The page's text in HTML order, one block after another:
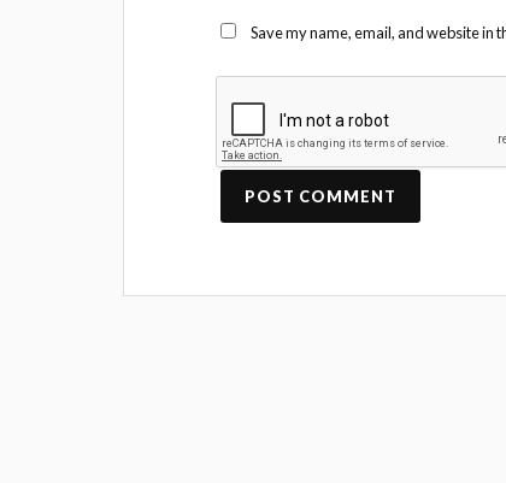
Save my name, email, and website in